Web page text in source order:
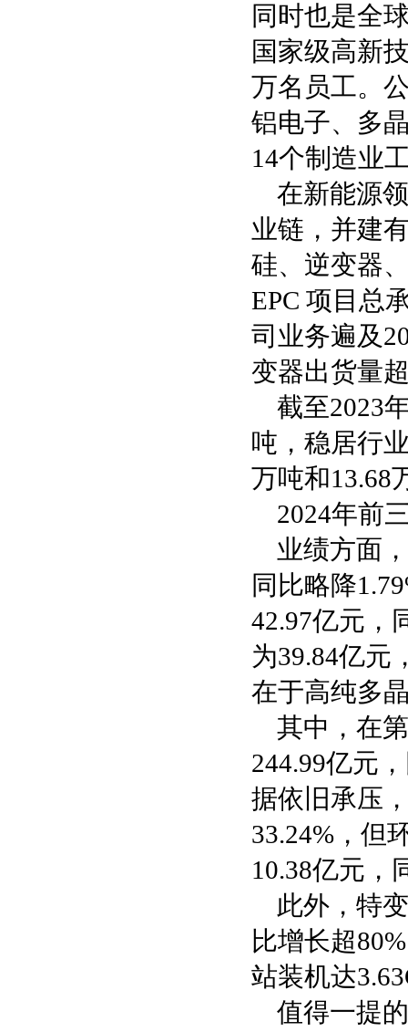
同时也是全
国家级高新
万名员工。
铝电子、多
14个制造业
在新能源
业链，并建
硅、逆变器
EPC 项目总
司业务遍及
变器出货量
截至2023
吨，稳居行
万吨和13.68
2024年前
业绩方面
同比略降
42.97亿元，
为39.84亿元
在于高纯多
其中，在
244.99亿元
据依旧承压
33.24%，但
10.38亿元，
此外，特
比增长超
站装机达
值得一提